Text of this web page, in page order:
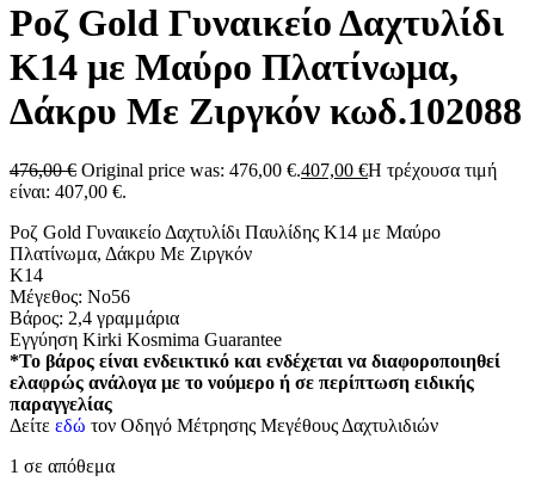
Ροζ Gold Γυναικείο Δαχτυλίδι
Κ14 με Μαύρο Πλατίνωμα,
Δάκρυ Με Ζιργκόν κωδ.102088
476,00€ Original price was: 476,00 €.407,00 €Η τρέχουσα τιμή
είναι: 407,00 €.
Ροζ Gold Γυναικείο Δαχτυλίδι Παυλίδης Κ14 με Μαύρο
Πλατίνωμα, Δάκρυ Με Ζιργκόν
K14
Μέγεθος: Νο56
Βάρος: 2,4 γραμμάρια
Εγγύηση Kirki Kosmima Guarantee
*Το βάρος είναι ενδεικτικό και ενδέχεται να διαφοροποιηθεί
ελαφρώς ανάλογα με το νούμερο ή σε περίπτωση ειδικής
παραγγελίας
Δείτε εδώ τον Οδηγό Μέτρησης Μεγέθους Δαχτυλιδιών
1 σε απόθεμα